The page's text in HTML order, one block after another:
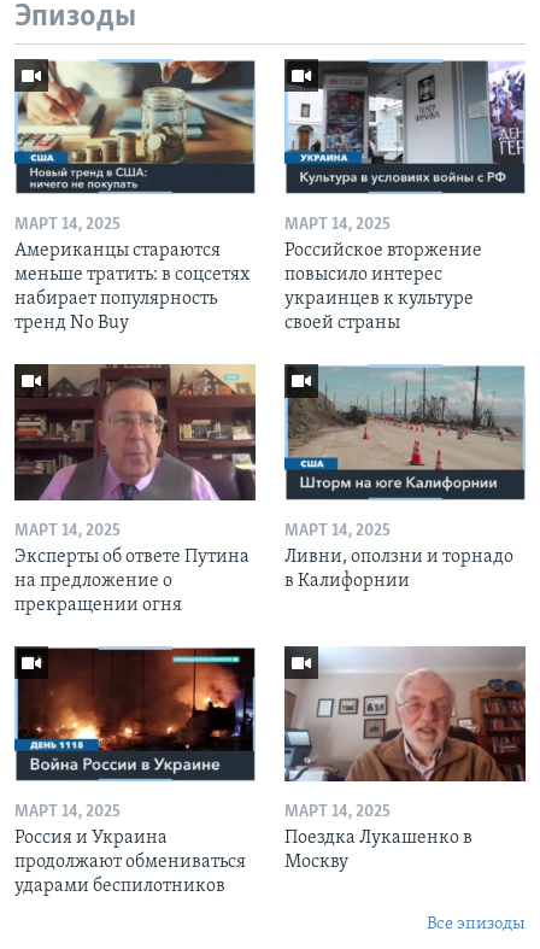
Эпизоды
МАРТ 14, 2025
Американцы стараются
меньше тратить: в соцсетях
набирает популярность
тренд No Buy
МАРТ 14, 2025
Российское вторжение
повысило интерес
украинцев к культуре
своей страны
МАРТ 14, 2025
Эксперты об ответе Путина
на предложение о
прекращении огня
МАРТ 14, 2025
Ливни, оползни и торнадо
в Калифорнии
МАРТ 14, 2025
Россия и Украина
продолжают обмениваться
ударами беспилотников
МАРТ 14, 2025
Поездка Лукашенко в
Москву
Все эпизоды